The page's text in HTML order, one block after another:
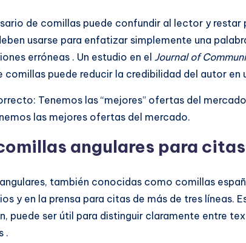
de comillas puede confundir al lector y
usarse para enfatizar simplemente una
erróneas . Un estudio en el Journal of
puede reducir la credibilidad del autor en
Tenemos las “mejores” ofertas del
las mejores ofertas del mercado.
angulares para
también conocidas como comillas
y en la prensa para citas de más de tres líneas.
puede ser útil para distinguir claramente entre
.